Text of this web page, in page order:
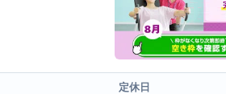
定休日